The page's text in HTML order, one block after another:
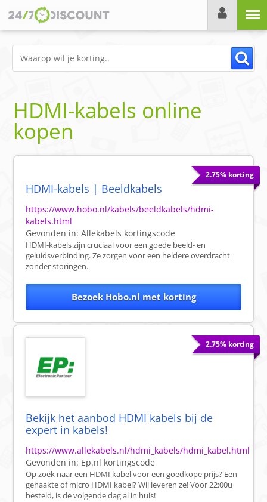
HDMI-kabels online
kopen
2.75% korting
HDMI-kabels | Beeldkabels
https://www.hobo.nl/kabels/beeldkabels/hdmi-
kabels.html
Gevonden in:Allekabels kortingscode
HDMI-kabels zijn cruciaal voor een goede beeld- en
geluidsverbinding. Ze zorgen voor een heldere overdracht
zonder storingen.
Bezoek Hobo.nl met korting
2.75% korting
Bekijk het aanbod HDMI kabels bij de
expert in kabels!
https://www.allekabels.nl/hdmi_kabels/hdmi_kabel.html
Gevonden in: Ep.nl kortingscode
Op zoek naar een HDMI kabel voor een goedkope prijs? Een
gehaakte of micro HDMI kabel? Wij leveren ze! Voor 22:00u
besteld, is de volgende dag al in huis!